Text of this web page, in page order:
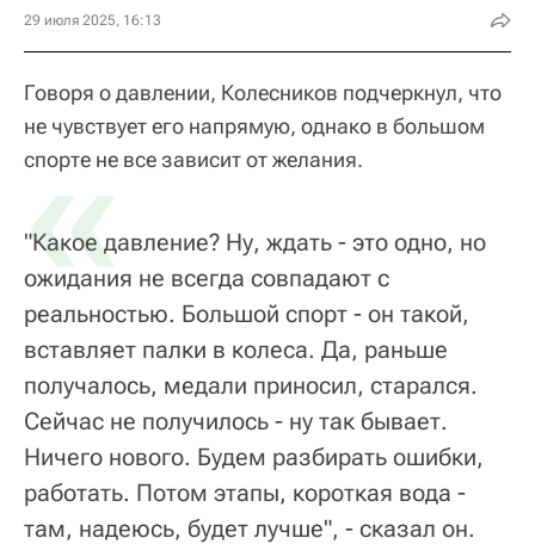
29 июля 2025, 16:13
Говоря о давлении, Колесников подчеркнул, что
не чувствует его напрямую, однако в большом
спорте не все зависит от желания.
«
"Какое давление? Ну, ждать - это одно, но
ожидания не всегда совпадают с
реальностью. Большой спорт - он такой,
вставляет палки в колеса. Да, раньше
получалось, медали приносил, старался.
Сейчас не получилось - ну так бывает.
Ничего нового. Будем разбирать ошибки,
работать. Потом этапы, короткая вода -
там, надеюсь, будет лучше", - сказал он.